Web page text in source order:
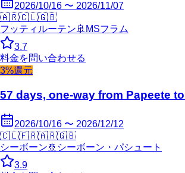
2026/10/16 〜 2026/11/07
🇦🇷🇨🇱🇬🇧
フッティルーテン 🚢 MSフラム
3.7
料金を問い合わせる
3%還元
57 days, one-way from Papeete
2026/10/16 〜 2026/12/12
🇨🇱🇫🇷🇦🇷🇬🇧
シーボーン 🚢 シーボーン・パシュート
3.9